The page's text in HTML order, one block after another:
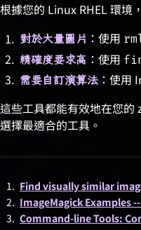
根據您的 Linux RHEL 環境
對於大量圖片 ：使用
精確度要求高 ：使用
需要自訂演算法 ：使用
這些工具都能有效地在您的
選擇最適合的工具。
Find visually similar
ImageMagick Examples
Command-line Tools: